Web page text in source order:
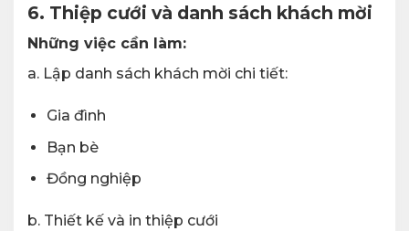
6. Thiệp cưới và danh sách khách mời
Những việc cần làm:
a. Lập danh sách khách mời chi tiết:
Gia đình
Bạn bè
Đồng nghiệp
b. Thiết kế và in thiệp cưới